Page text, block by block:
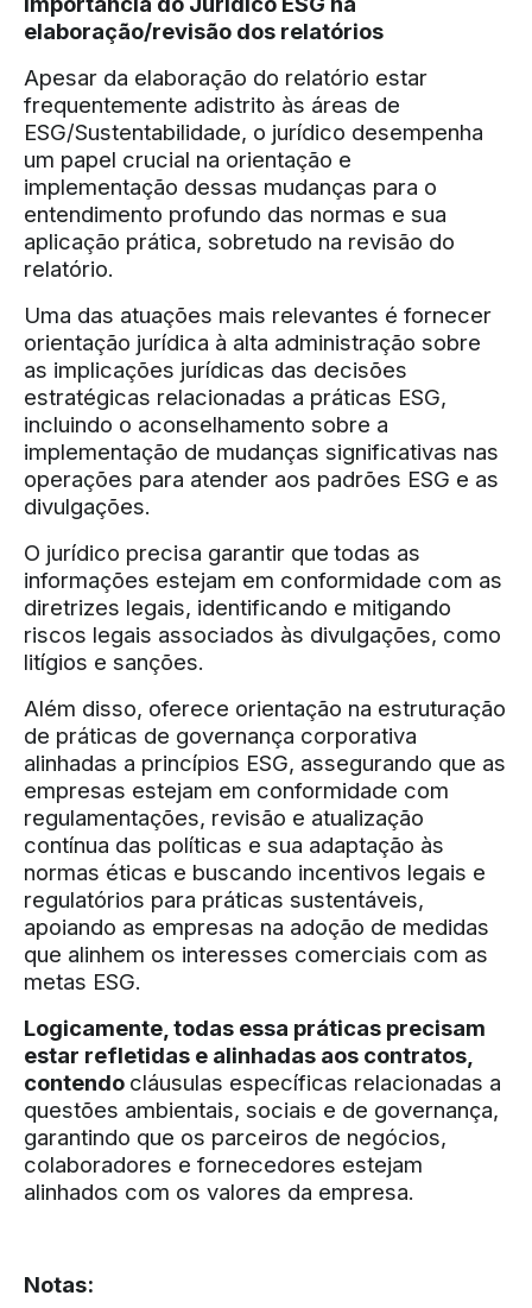
elaboração/revisão dos relatórios
Apesar da elaboração do relatório estar
frequentemente adistrito às áreas de
ESG/Sustentabilidade, o jurídico desempenha
um papel crucial na orientação e
implementação dessas mudanças para o
entendimento profundo das normas e sua
aplicação prática, sobretudo na revisão do
relatório.
Uma das atuações mais relevantes é fornecer
orientação jurídica à alta administração sobre
as implicações jurídicas das decisões
estratégicas relacionadas a práticas ESG,
incluindo o aconselhamento sobre a
implementação de mudanças significativas nas
operações para atender aos padrões ESG e as
divulgações.
O jurídico precisa garantir que todas as
informações estejam em conformidade com as
diretrizes legais, identificando e mitigando
riscos legais associados às divulgações, como
litígios e sanções.
Além disso, oferece orientação na estruturação
de práticas de governança corporativa
alinhadas a princípios ESG, assegurando que as
empresas estejam em conformidade com
regulamentações, revisão e atualização
contínua das políticas e sua adaptação às
normas éticas e buscando incentivos legais e
regulatórios para práticas sustentáveis,
apoiando as empresas na adoção de medidas
que alinhem os interesses comerciais com as
metas ESG.
Logicamente, todas essa práticas precisam
estar refletidas e alinhadas aos contratos,
contendo cláusulas específicas relacionadas a
questões ambientais, sociais e de governança,
garantindo que os parceiros de negócios,
colaboradores e fornecedores estejam
alinhados com os valores da empresa.
Notas: